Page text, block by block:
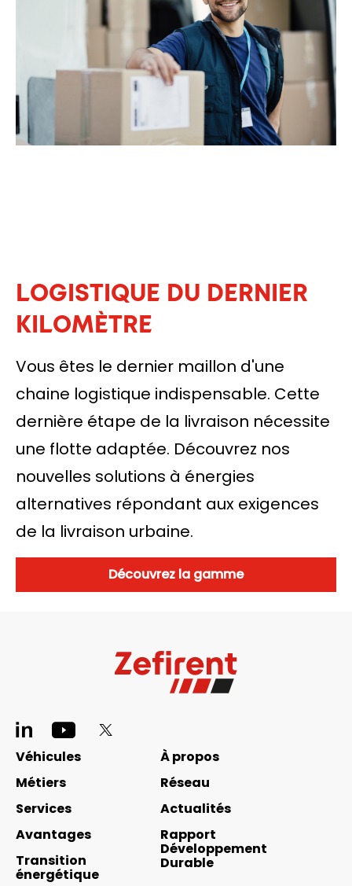
LOGISTIQUE DU DERNIER
KILOMÈTRE
Vous êtes le dernier maillon d'une
chaine logistique indispensable. Cette
dernière étape de la livraison nécessite
une flotte adaptée. Découvrez nos
nouvelles solutions à énergies
alternatives répondant aux exigences
de la livraison urbaine.
Découvrez la gamme
Pied
de
page
réseaux
sociaux
Navigation
principale
footer
Véhicules
Métiers
Services
Avantages
Transition
énergétique
À propos
Réseau
Actualités
Rapport
Développement
Durable